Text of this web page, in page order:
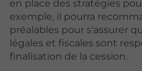
en place des stratégies
exemple, il pourra
préalables pour s'assurer
légales et fiscales sont
finalisation de la cession.